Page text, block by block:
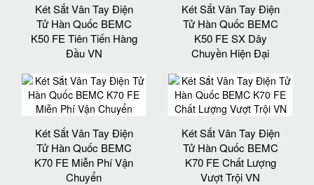
Két Sắt Vân Tay Điện
Tử Hàn Quốc BEMC
K50 FE Tiên Tiến Hàng
Đầu VN
Két Sắt Vân Tay Điện
Tử Hàn Quốc BEMC
K50 FE SX Dây
Chuyền Hiện Đại
Két Sắt Vân Tay Điện
Tử Hàn Quốc BEMC
K70 FE Miễn Phí Vận
Chuyển
Két Sắt Vân Tay Điện
Tử Hàn Quốc BEMC
K70 FE Chất Lượng
Vượt Trội VN